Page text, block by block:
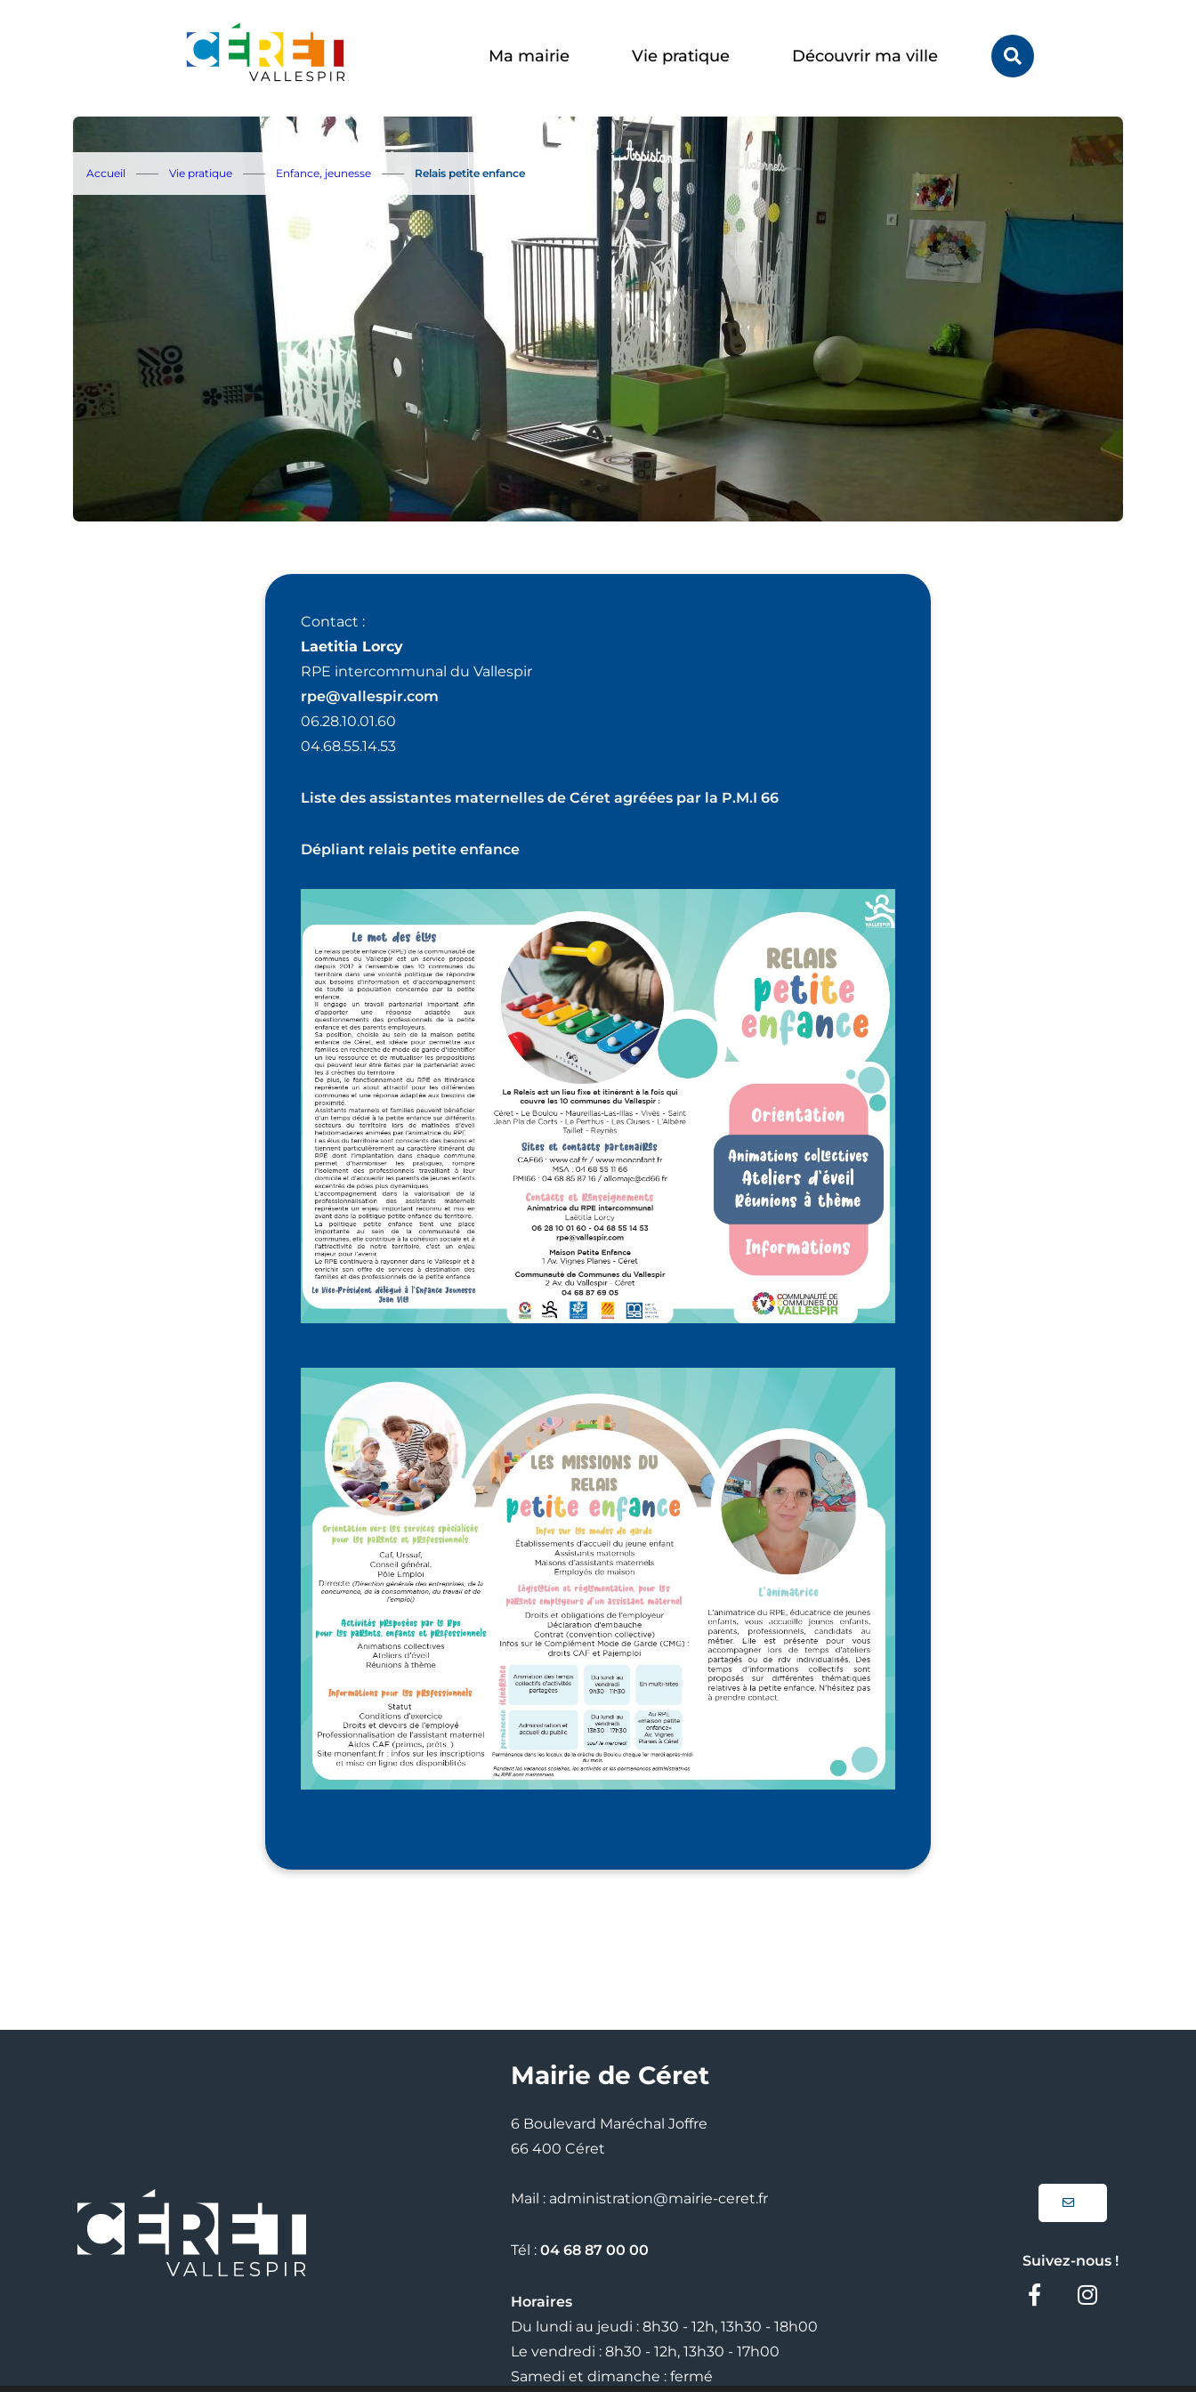
Ma mairie Vie pratique Découvrir ma ville
sur
le
Accueil Vie pratique Enfance, jeunesse Relais petite enfance
Relais
petite
enfance
Contact :
Laetitia Lorcy
RPE intercommunal du Vallespir
rpe@vallespir.com
06.28.10.01.60
04.68.55.14.53
Liste des assistantes maternelles de Céret agréées par la P.M.I 66
Dépliant relais petite enfance
Mairie de Céret
6 Boulevard Maréchal Joffre
66 400 Céret
Mail : administration@mairie-ceret.fr
Tél : 04 68 87 00 00
Horaires
Du lundi au jeudi : 8h30 - 12h, 13h30 - 18h00
Le vendredi : 8h30 - 12h, 13h30 - 17h00
Samedi et dimanche : fermé
Suivez-nous !
Facebook